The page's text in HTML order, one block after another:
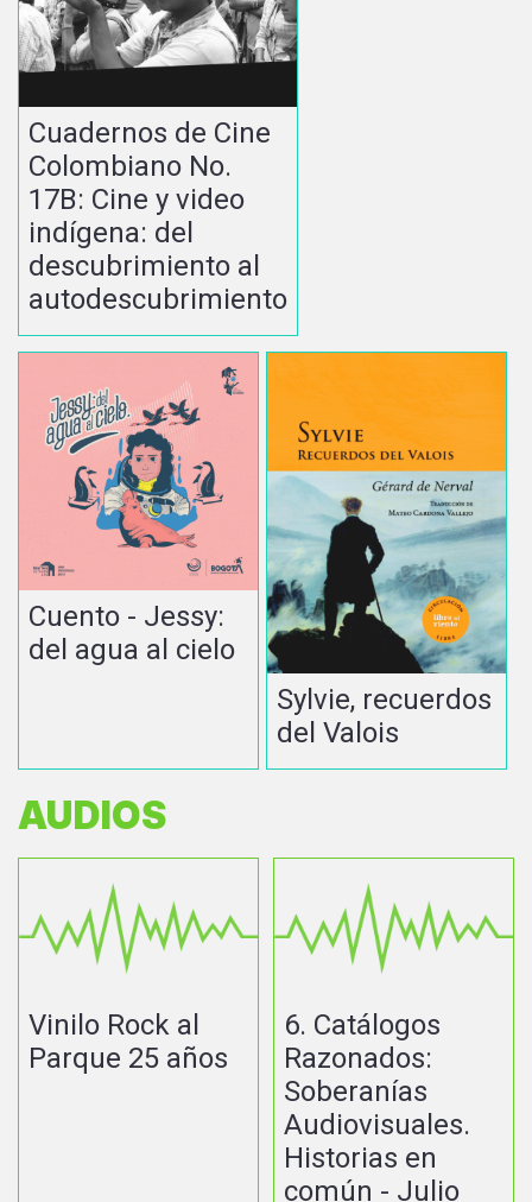
Cuadernos de Cine
Colombiano No.
17B: Cine y video
indígena: del
descubrimiento al
autodescubrimiento
Cuento - Jessy:
del agua al cielo
Sylvie, recuerdos
del Valois
AUDIOS
Vinilo Rock al
Parque 25 años
6. Catálogos
Razonados:
Soberanías
Audiovisuales.
Historias en
común - Julio